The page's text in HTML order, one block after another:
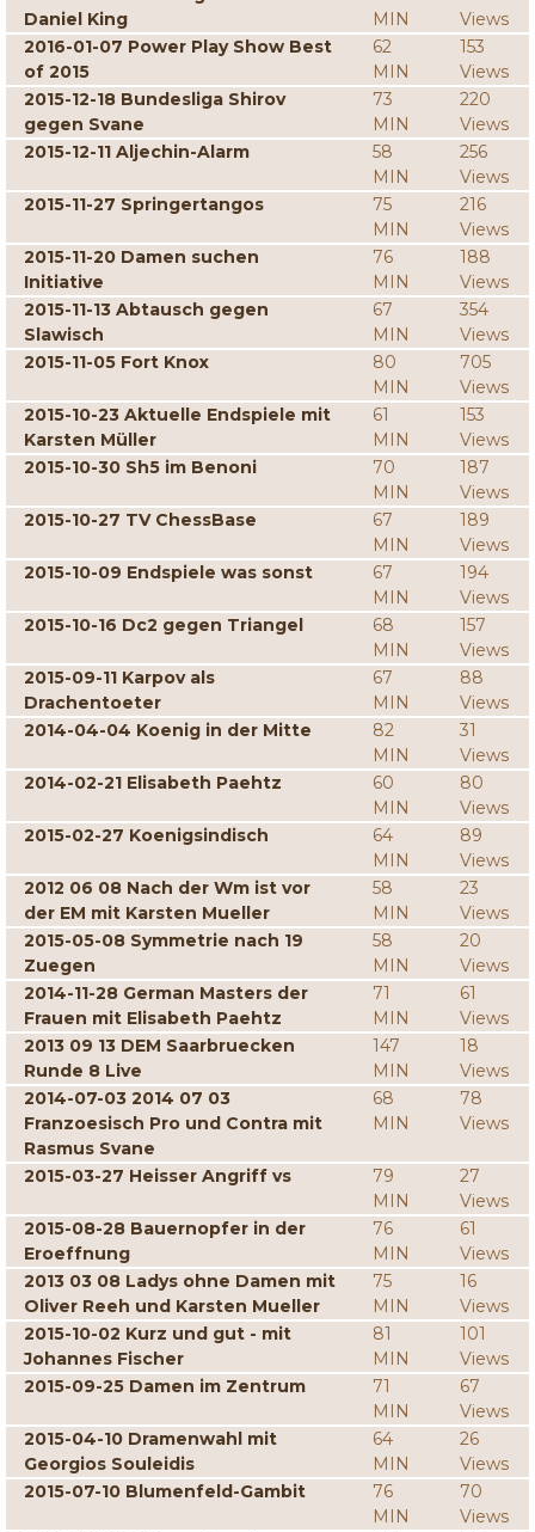
Daniel King
MIN
Views
2016-01-07 Power Play Show Best
of 2015
62
MIN
153
Views
2015-12-18 Bundesliga Shirov
gegen Svane
73
MIN
220
Views
2015-12-11 Aljechin-Alarm
58
MIN
256
Views
2015-11-27 Springertangos
75
MIN
216
Views
2015-11-20 Damen suchen
Initiative
76
MIN
188
Views
2015-11-13 Abtausch gegen
Slawisch
67
MIN
354
Views
2015-11-05 Fort Knox
80
MIN
705
Views
2015-10-23 Aktuelle Endspiele mit
Karsten Müller
61
MIN
153
Views
2015-10-30 Sh5 im Benoni
70
MIN
187
Views
2015-10-27 TV ChessBase
67
MIN
189
Views
2015-10-09 Endspiele was sonst
67
MIN
194
Views
2015-10-16 Dc2 gegen Triangel
68
MIN
157
Views
2015-09-11 Karpov als
Drachentoeter
67
MIN
88
Views
2014-04-04 Koenig in der Mitte
82
MIN
31
Views
2014-02-21 Elisabeth Paehtz
60
MIN
80
Views
2015-02-27 Koenigsindisch
64
MIN
89
Views
2012 06 08 Nach der Wm ist vor
der EM mit Karsten Mueller
58
MIN
23
Views
2015-05-08 Symmetrie nach 19
Zuegen
58
MIN
20
Views
2014-11-28 German Masters der
Frauen mit Elisabeth Paehtz
71
MIN
61
Views
2013 09 13 DEM Saarbruecken
Runde 8 Live
147
MIN
18
Views
2014-07-03 2014 07 03
Franzoesisch Pro und Contra mit
Rasmus Svane
68
MIN
78
Views
2015-03-27 Heisser Angriff vs
79
MIN
27
Views
2015-08-28 Bauernopfer in der
Eroeffnung
76
MIN
61
Views
2013 03 08 Ladys ohne Damen mit
Oliver Reeh und Karsten Mueller
75
MIN
16
Views
2015-10-02 Kurz und gut - mit
Johannes Fischer
81
MIN
101
Views
2015-09-25 Damen im Zentrum
71
MIN
67
Views
2015-04-10 Dramenwahl mit
Georgios Souleidis
64
MIN
26
Views
2015-07-10 Blumenfeld-Gambit
76
MIN
70
Views